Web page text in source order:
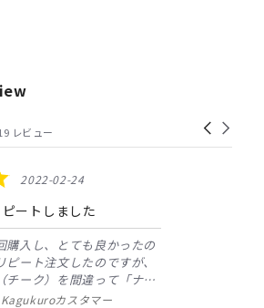
Carousel
レビュー
5.0
star
rating
2022-02-24
ートしました
購入し、とても良かったの
ピート注文したのですが、
チーク）を間違って「ナチ
ル」としてしまいました。
Kagukuroカスタマー